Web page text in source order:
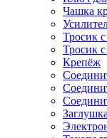
Чашка
Тросик
Тросик
Крепёж
Заглушка